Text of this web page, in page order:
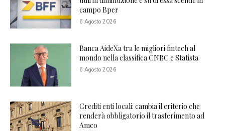
campo Bper
6 Agosto 2026
Banca AideXa tra le migliori fintech al
mondo nella classifica CNBC e Statista
6 Agosto 2026
Crediti enti locali: cambia il criterio che
renderà obbligatorio il trasferimento ad
Amco